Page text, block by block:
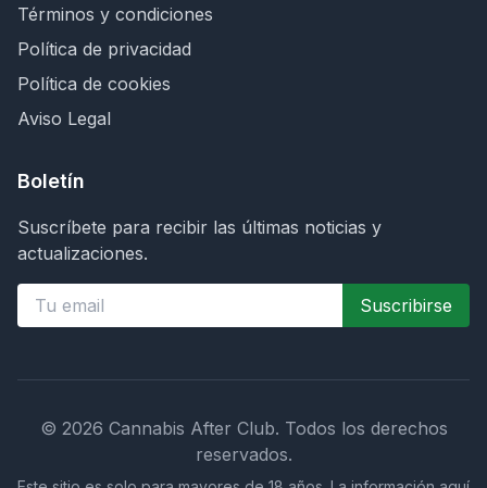
Términos y condiciones
Política de privacidad
Política de cookies
Aviso Legal
Boletín
Suscríbete para recibir las últimas noticias y
actualizaciones.
Suscribirse
© 2026 Cannabis After Club. Todos los derechos
reservados.